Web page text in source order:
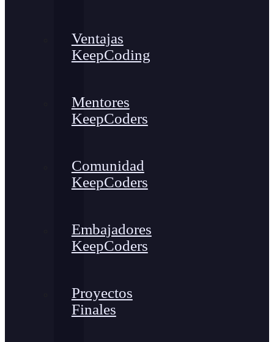
Ventajas
KeepCoding
Mentores
KeepCoders
Comunidad
KeepCoders
Embajadores
KeepCoders
Proyectos
Finales